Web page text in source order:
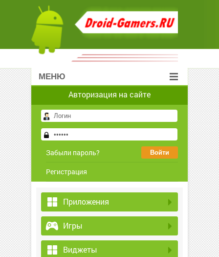
МЕНЮ
Авторизация на сайте
Забыли пароль?
Регистрация
Приложения
Игры
Виджеты